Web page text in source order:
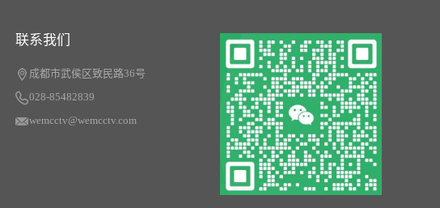
联系我们
成都市武侯区致民路36号
028-85482839
wemcctv@wemcctv.com